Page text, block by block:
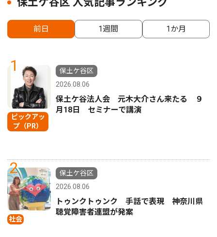
前日 1週間 1か月
1
ピックアッ
プ（PR）
保土ケ谷区
2026.08.06
保土ケ谷法人会 元木大介さん来たる ９
月18日 セミナーで講演
2
社会
保土ケ谷区
2026.08.06
トゥンクトゥンク 手話で表現 神奈川県
聴覚障害者連盟が発案